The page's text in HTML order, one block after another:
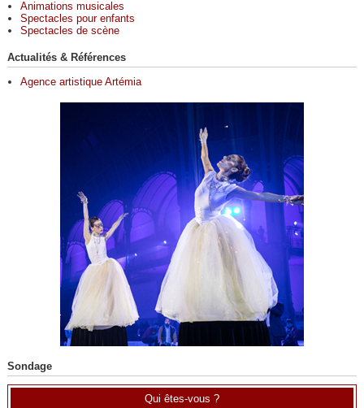
Animations musicales
Spectacles pour enfants
Spectacles de scène
Actualités & Références
Agence artistique Artémia
Sondage
Qui êtes-vous ?